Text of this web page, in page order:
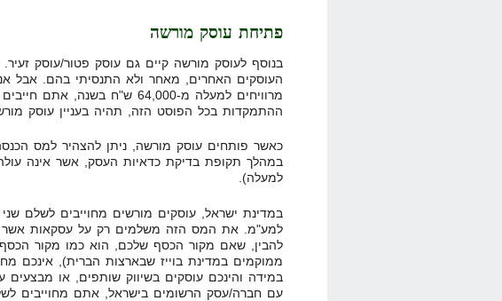
פתיחת עוסק מורשה
בנוסף לעוסק מורשה קיים גם עוסק פטור/עוסק
העוסקים האחרים, מאחר ולא התנסיתי בהם. אבל
מרוויחים למעלה מ-64,000 ש"ח
ההתמקדות בכל הפוסט הזה, תהיה בעניין עוסק
כאשר פותחים עוסק מורשה, ניתן להצהיר למס
במהלך תקופת בדיקת כדאיות העסק, אשר אינה
למעלה).
במדינת ישראל, עוסקים מורשים מחוייבים לשלם
למע"מ. את המס הזה משלמים רק על עסקאות אשר
ממוקמים במדינת בוייז שבארצות הברית), אינכם
במידה והינכם עוסקים בשיווק שותפים, או
עם חברה/עסק הרשומים בישראל, אתם מחוייבים לשלם 15.5%